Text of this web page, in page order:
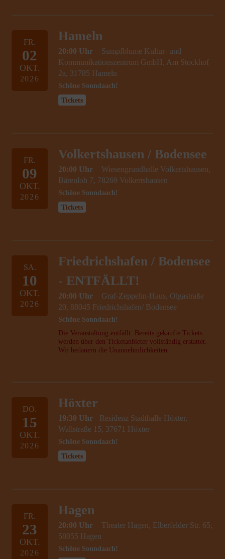
FR.
02
OKT.
2026
Hameln
20:00 Uhr
Sumpfblume Kultur- und
Kommunikationszentrum GmbH, Am Stockhof
2a, 31785 Hameln
Schöne Sonndaach!
Tickets
FR.
09
OKT.
2026
Volkertshausen / Bodensee
20:00 Uhr
Wiesengrundhalle Volkertshausen,
Bärenloh 7, 78269 Volkertshausen
Schöne Sonndaach!
Tickets
SA.
10
OKT.
2026
Friedrichshafen / Bodensee
- ENTFÄLLT!
20:00 Uhr
Graf-Zeppelin-Haus, Olgastraße
20, 88045 Friedrichshafen/ Bodensee
Schöne Sonndaach!
Die Veranstaltung entfällt. Bereits gekaufte Tickets
werden über den Ticketanbieter vollständig erstattet.
Wir bedauern die Unannehmlichkeiten.
DO.
15
OKT.
2026
Höxter
19:30 Uhr
Residenz Stadthalle Höxter,
Wallstraße 15, 37671 Höxter
Schöne Sonndaach!
Tickets
FR.
23
OKT.
2026
Hagen
20:00 Uhr
Theater Hagen, Elberfelder Str. 65,
58055 Hagen
Schöne Sonndaach!